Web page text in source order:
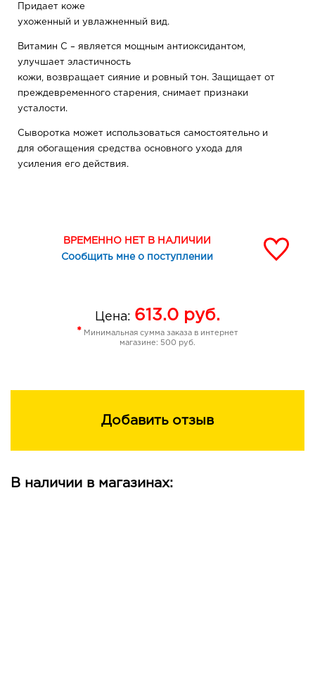
Придает коже
ухоженный и увлажненный вид.
Витамин С – является мощным антиоксидантом,
улучшает эластичность
кожи, возвращает сияние и ровный тон. Защищает от
преждевременного старения, снимает признаки
усталости.
Сыворотка может использоваться самостоятельно и
для обогащения средства основного ухода для
усиления его действия.
ВРЕМЕННО НЕТ В НАЛИЧИИ
Сообщить мне о поступлении
Цена: 613.0 руб.
* Минимальная сумма заказа в интернет
магазине: 500 руб.
Добавить отзыв
В наличии в магазинах: